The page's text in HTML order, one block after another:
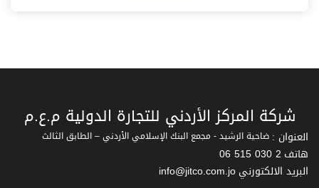
شركة المركز الأردني للتجارة الدولية م.ع.م
العنوان : ضاحية الرشيد - مجمع البنك الإسلامي الأردني – الطابق الثالث
هاتف 06 515 030 2
البريد الالكتورنيinfo@jitco.com.jo